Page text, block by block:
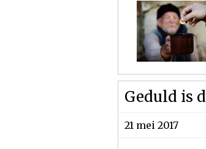
Geduld is
21 mei 2017